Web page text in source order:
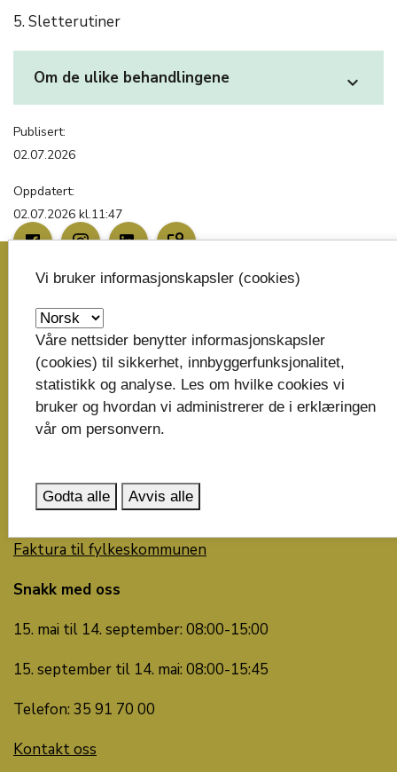
5. Sletterutiner
Om de ulike behandlingene expand_more
Publisert:
02.07.2026
Oppdatert:
02.07.2026 kl.11:47
image_search
Skriv til oss
Telemark fylkeskommune
Postboks 2844
3702 Skien
post@telemarkfylke.no
Bankkonto: 6135.05.00137
Faktura til fylkeskommunen
Snakk med oss
15. mai til 14. september: 08:00-15:00
15. september til 14. mai: 08:00-15:45
Telefon: 35 91 70 00
Kontakt oss
Vi bruker informasjonskapsler (cookies)
Våre nettsider benytter informasjonskapsler
(cookies) til sikkerhet, innbyggerfunksjonalitet,
statistikk og analyse. Les om hvilke cookies vi
bruker og hvordan vi administrerer de i erklæringen
vår om personvern.
Godta alle Avvis alle